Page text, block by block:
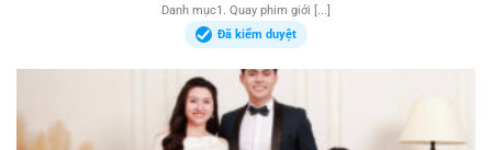
Danh mục1. Quay phim giới [...]
Đã kiểm duyệt